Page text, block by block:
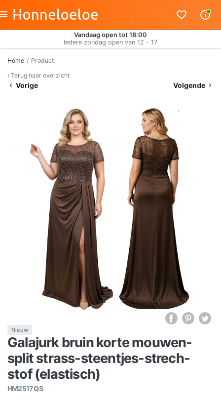
Vandaag open tot 18:00
Iedere zondag open van 12 - 17
Home
Product
Terug naar overzicht
Vorige Volgende
Nieuw
Galajurk bruin korte mouwen-
split strass-steentjes-strech-
stof (elastisch)
HM2517 QS